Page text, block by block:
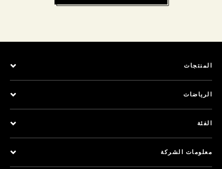
المنتجات
الرياضات
الفئة
معلومات الشركة